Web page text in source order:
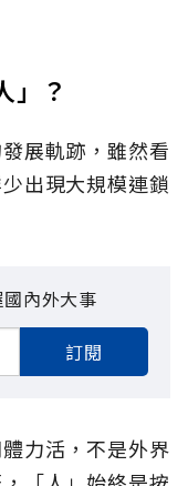
」？
展軌跡，雖然看
出現大規模連鎖
內外大事
訂閱
力活，不是外界